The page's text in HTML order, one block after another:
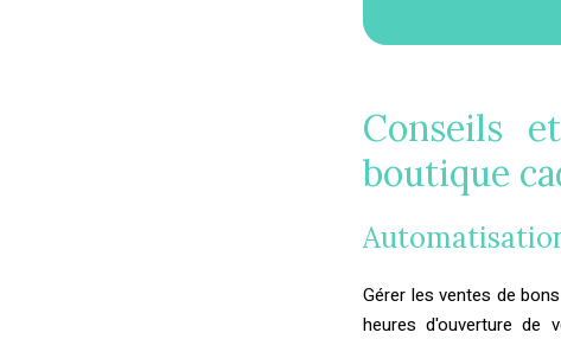
Conseils
boutique
Gérer les ventes de
heures d'ouverture de